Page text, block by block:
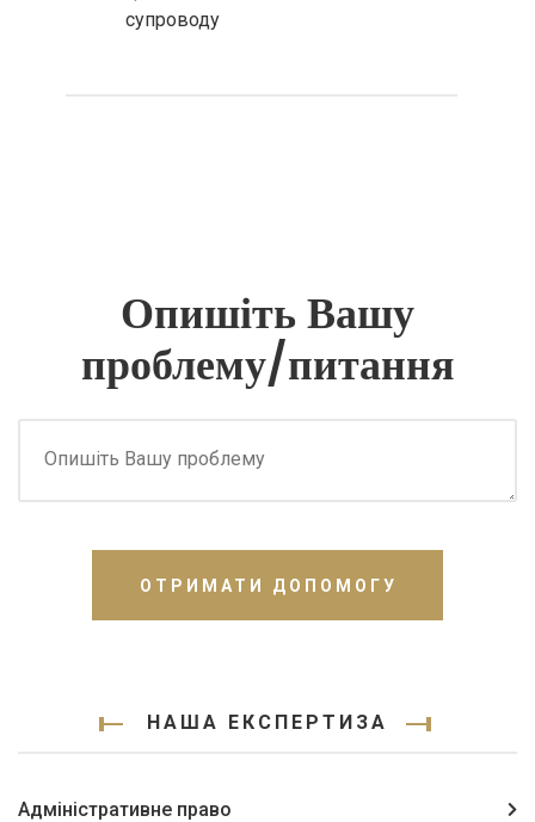
супроводу
Опишіть Вашу
проблему/питання
ОТРИМАТИ ДОПОМОГУ
НАША ЕКСПЕРТИЗА
Адміністративне право